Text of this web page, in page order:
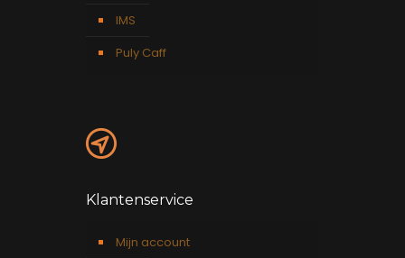
IMS
Puly Caff
Klantenservice
Mijn account